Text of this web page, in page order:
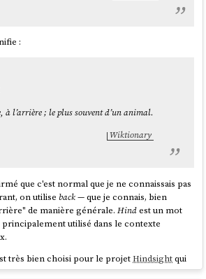
:
à l’arrière ; le plus souvent d’un animal.
Wiktionary
que c'est normal que je ne connaissais pas
on utilise back— que je connais, bien
de manière générale.Hindest un mot
principalement utilisé dans le contexte
très bien choisi pour le projetHindsightqui
.